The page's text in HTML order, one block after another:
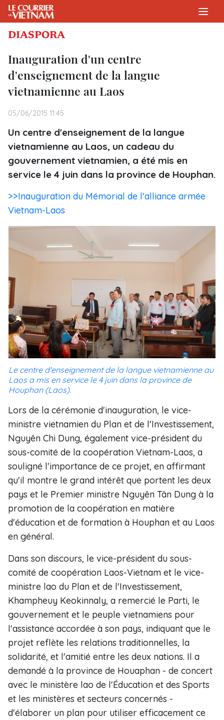
DIASPORA
Inauguration d'un centre
d'enseignement de la langue
vietnamienne au Laos
05/06/2015 11:45
Un centre d'enseignement de la langue
vietnamienne au Laos, un cadeau du
gouvernement vietnamien, a été mis en
service le 4 juin dans la province de Houphan.
>>Inauguration du Mémorial de l'alliance armée
Vietnam-Laos
Le centre d'enseignement de la langue vietnamienne au
Laos a mis en service le 4 juin dans la province de
Houphan (Laos).
Lors de la cérémonie d'inauguration, le vice-
ministre vietnamien du Plan et de l'Investissement,
Nguyên Chi Dung, également vice-président du
sous-comité de la coopération Vietnam-Laos, a
souligné l'importance de ce projet, en affirmant
qu'il montre le grand intérêt que portent les deux
pays et le Premier ministre Nguyên Tân Dung à la
promotion de la coopération en matière
d'éducation et de formation à Houphan et au Laos
en général.
Dans son discours, le vice-président du sous-
comité de coopération Laos-Vietnam et le vice-
ministre lao du Plan et de l'Investissement,
Khampheuy Keokinnaly, a remercié le Parti, le
gouvernement et le peuple vietnamiens pour
l'assistance accordée à son pays, indiquant que le
projet reflète les relations traditionnelles, la
solidarité, et l'amitié entre les deux nations. Il a
demandé à la province de Houaphan - de concert
avec le ministère lao de l'Éducation et des Sports
et les ministères et secteurs concernés -
d'élaborer un plan pour utiliser efficacement ce